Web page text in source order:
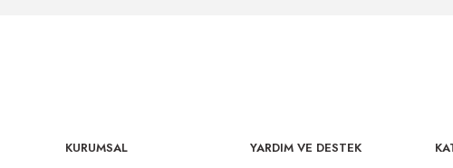
KURUMSAL YARDIM VE DESTEK